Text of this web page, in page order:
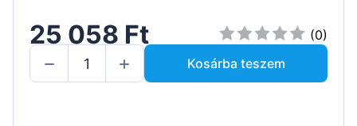
25 058 Ft
(0)
Kosárba teszem